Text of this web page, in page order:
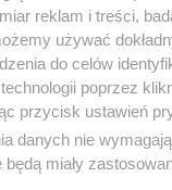
w jesieni
umysłu dla
reklam i treści,
używać
do celów
poprzez
przycisk ustawień
danych nie
miały